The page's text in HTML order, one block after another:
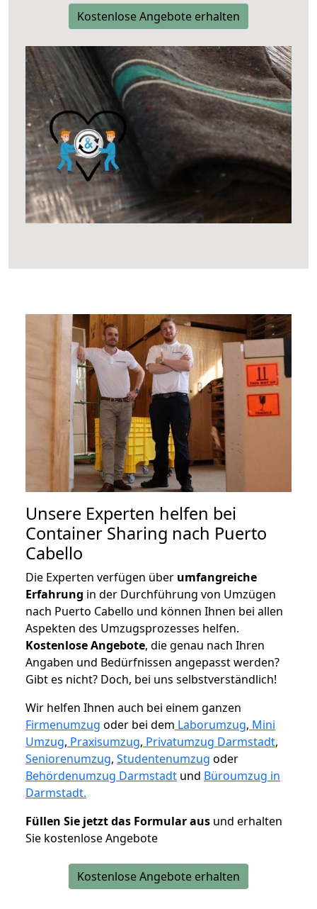
Kostenlose Angebote erhalten
Unsere Experten helfen bei
Container Sharing nach Puerto
Cabello
Die Experten verfügen über umfangreiche
Erfahrung in der Durchführung von Umzügen
nach Puerto Cabello und können Ihnen bei allen
Aspekten des Umzugsprozesses helfen.
Kostenlose Angebote, die genau nach Ihren
Angaben und Bedürfnissen angepasst werden?
Gibt es nicht? Doch, bei uns selbstverständlich!
Wir helfen Ihnen auch bei einem ganzen
Firmenumzug oder bei dem Laborumzug, Mini
Umzug, Praxisumzug, Privatumzug Darmstadt,
Seniorenumzug, Studentenumzug oder
Behördenumzug Darmstadt und Büroumzug in
Darmstadt.
Füllen Sie jetzt das Formular aus und erhalten
Sie kostenlose Angebote
Kostenlose Angebote erhalten